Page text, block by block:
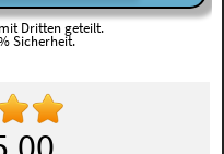
Dritten geteilt.
Sicherheit.